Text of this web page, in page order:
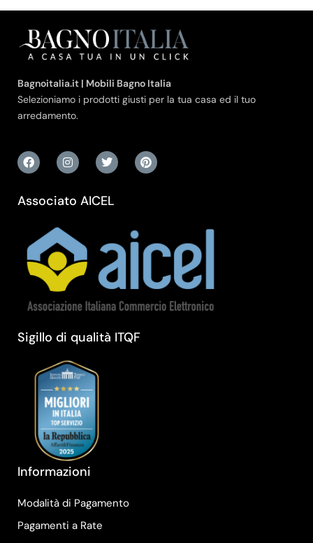
Bagnoitalia.it | Mobili Bagno Italia
Selezioniamo i prodotti giusti per la tua casa ed il tuo
arredamento.
Associato AICEL
Sigillo di qualità ITQF
Informazioni
Modalità di Pagamento
Pagamenti a Rate